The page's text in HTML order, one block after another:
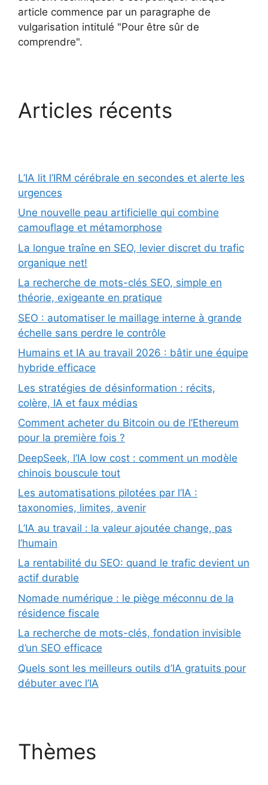
article commence par un paragraphe de
vulgarisation intitulé "Pour être sûr de
comprendre".
Articles récents
L’IA lit l’IRM cérébrale en secondes et alerte les
urgences
Une nouvelle peau artificielle qui combine
camouflage et métamorphose
La longue traîne en SEO, levier discret du trafic
organique net!
La recherche de mots-clés SEO, simple en
théorie, exigeante en pratique
SEO : automatiser le maillage interne à grande
échelle sans perdre le contrôle
Humains et IA au travail 2026 : bâtir une équipe
hybride efficace
Les stratégies de désinformation : récits,
colère, IA et faux médias
Comment acheter du Bitcoin ou de l’Ethereum
pour la première fois ?
DeepSeek, l’IA low cost : comment un modèle
chinois bouscule tout
Les automatisations pilotées par l’IA :
taxonomies, limites, avenir
L’IA au travail : la valeur ajoutée change, pas
l’humain
La rentabilité du SEO: quand le trafic devient un
actif durable
Nomade numérique : le piège méconnu de la
résidence fiscale
La recherche de mots-clés, fondation invisible
d’un SEO efficace
Quels sont les meilleurs outils d’IA gratuits pour
débuter avec l’IA
Thèmes